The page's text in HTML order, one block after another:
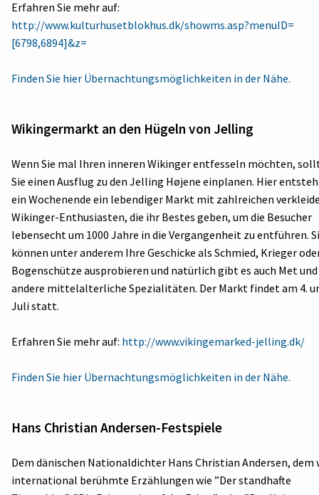
Erfahren Sie mehr auf:
http://www.kulturhusetblokhus.dk/showms.asp?menuID=
[6798,6894]&z=
Finden Sie hier Übernachtungsmöglichkeiten in der Nähe.
Wikingermarkt an den Hügeln von Jelling
Wenn Sie mal Ihren inneren Wikinger entfesseln möchten,
Sie einen Ausflug zu den Jelling Højene einplanen. Hier
ein Wochenende ein lebendiger Markt mit zahlreichen
Wikinger-Enthusiasten, die ihr Bestes geben, um die Besucher
lebensecht um 1000 Jahre in die Vergangenheit zu entführen.
können unter anderem Ihre Geschicke als Schmied, Krieger
Bogenschütze ausprobieren und natürlich gibt es auch Met und
andere mittelalterliche Spezialitäten. Der Markt findet am 4.
Juli statt.
Erfahren Sie mehr auf: http://www.vikingemarked-jelling.dk/
Finden Sie hier Übernachtungsmöglichkeiten in der Nähe.
Hans Christian Andersen-Festspiele
Dem dänischen Nationaldichter Hans Christian Andersen, dem
international berühmte Erzählungen wie ”Der standhafte